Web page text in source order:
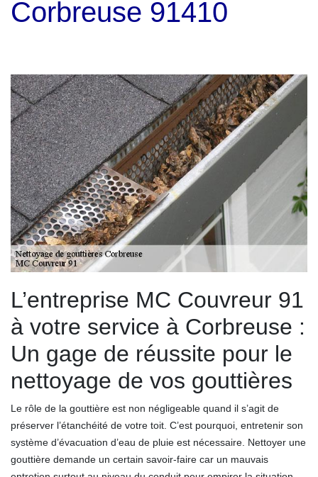
Corbreuse 91410
L’entreprise MC Couvreur 91
à votre service à Corbreuse :
Un gage de réussite pour le
nettoyage de vos gouttières
Le rôle de la gouttière est non négligeable quand il s’agit de
préserver l’étanchéité de votre toit. C’est pourquoi, entretenir son
système d’évacuation d’eau de pluie est nécessaire. Nettoyer une
gouttière demande un certain savoir-faire car un mauvais